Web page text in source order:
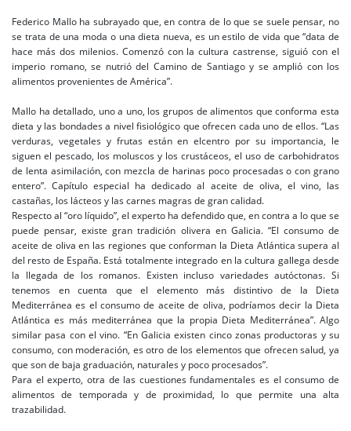
Federico Mallo ha subrayado que, en contra de lo que se suele pensar, no
se trata de una moda o una dieta nueva, es un estilo de vida que “data de
hace más dos milenios. Comenzó con la cultura castrense, siguió con el
imperio romano, se nutrió del Camino de Santiago y se amplió con los
alimentos provenientes de América”.
Mallo ha detallado, uno a uno, los grupos de alimentos que conforma esta
dieta y las bondades a nivel fisiológico que ofrecen cada uno de ellos. “Las
verduras, vegetales y frutas están en elcentro por su importancia, le
siguen el pescado, los moluscos y los crustáceos, el uso de carbohidratos
de lenta asimilación, con mezcla de harinas poco procesadas o con grano
entero”. Capítulo especial ha dedicado al aceite de oliva, el vino, las
castañas, los lácteos y las carnes magras de gran calidad.
Respecto al “oro líquido”, el experto ha defendido que, en contra a lo que se
puede pensar, existe gran tradición olivera en Galicia. “El consumo de
aceite de oliva en las regiones que conforman la Dieta Atlántica supera al
del resto de España. Está totalmente integrado en la cultura gallega desde
la llegada de los romanos. Existen incluso variedades autóctonas. Si
tenemos en cuenta que el elemento más distintivo de la Dieta
Mediterránea es el consumo de aceite de oliva, podríamos decir la Dieta
Atlántica es más mediterránea que la propia Dieta Mediterránea”. Algo
similar pasa con el vino. “En Galicia existen cinco zonas productoras y su
consumo, con moderación, es otro de los elementos que ofrecen salud, ya
que son de baja graduación, naturales y poco procesados”.
Para el experto, otra de las cuestiones fundamentales es el consumo de
alimentos de temporada y de proximidad, lo que permite una alta
trazabilidad.